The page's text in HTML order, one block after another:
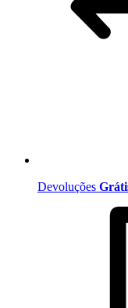
Devoluções